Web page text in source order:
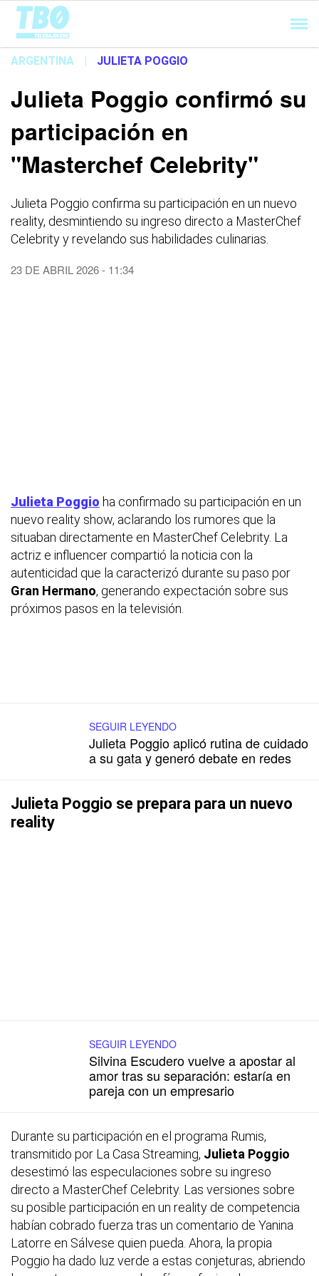
Cargando...
ARGENTINA | JULIETA POGGIO
Julieta Poggio confirmó su
participación en
"Masterchef Celebrity"
Julieta Poggio confirma su participación en un nuevo
reality, desmintiendo su ingreso directo a MasterChef
Celebrity y revelando sus habilidades culinarias.
23 DE ABRIL 2026 - 11:34
Julieta Poggio ha confirmado su participación en un
nuevo reality show, aclarando los rumores que la
situaban directamente en MasterChef Celebrity. La
actriz e influencer compartió la noticia con la
autenticidad que la caracterizó durante su paso por
Gran Hermano, generando expectación sobre sus
próximos pasos en la televisión.
SEGUIR LEYENDO
Julieta Poggio aplicó rutina de cuidado
a su gata y generó debate en redes
Julieta Poggio se prepara para un nuevo
reality
SEGUIR LEYENDO
Silvina Escudero vuelve a apostar al
amor tras su separación: estaría en
pareja con un empresario
Durante su participación en el programa Rumis,
transmitido por La Casa Streaming, Julieta Poggio
desestimó las especulaciones sobre su ingreso
directo a MasterChef Celebrity. Las versiones sobre
su posible participación en un reality de competencia
habían cobrado fuerza tras un comentario de Yanina
Latorre en Sálvese quien pueda. Ahora, la propia
Poggio ha dado luz verde a estas conjeturas, abriendo